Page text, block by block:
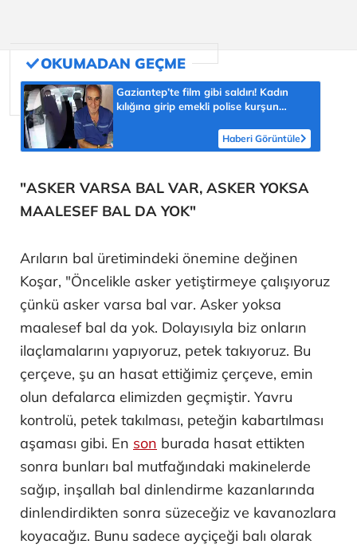
Gaziantep’te film gibi saldırı! Kadın
kılığına girip emekli polise kurşun
Haberi Görüntüle
"ASKER VARSA BAL VAR, ASKER YOKSA
MAALESEF BAL DA YOK"
Arıların bal üretimindeki önemine değinen
Koşar, "Öncelikle asker yetiştirmeye çalışıyoruz
çünkü asker varsa bal var. Asker yoksa
maalesef bal da yok. Dolayısıyla biz onların
ilaçlamalarını yapıyoruz, petek takıyoruz. Bu
çerçeve, şu an hasat ettiğimiz çerçeve, emin
olun defalarca elimizden geçmiştir. Yavru
kontrolü, petek takılması, peteğin kabartılması
aşaması gibi. En son burada hasat ettikten
sonra bunları bal mutfağındaki makinelerde
sağıp, inşallah bal dinlendirme kazanlarında
dinlendirdikten sonra süzeceğiz ve kavanozlara
koyacağız. Bunu sadece ayçiçeği balı olarak